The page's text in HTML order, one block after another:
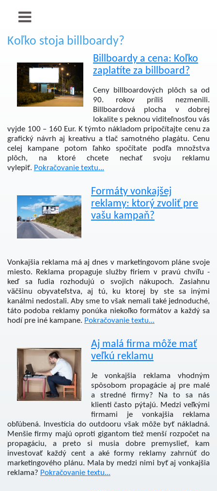
Koľko stoja billboardy?
Billboardy a cena: Koľko
zaplatíte za billboard?
Ceny billboardových plôch sa od
90. rokov príliš nezmenili.
Billboardová plocha v dobrej
lokalite s peknou viditeľnosťou vás
vyjde 100 – 160 Eur. K týmto nákladom pripočítajte cenu za
grafický návrh aj kreatívu a tlač samotného plagátu. Cenu
celej kampane potom ľahko spočítate podľa množstva
plôch, na ktoré chcete nechať svoju reklamu
vylepiť. Pokračovanie textu...
Formáty vonkajšej
reklamy: ktorý zvoliť pre
vašu kampaň?
Vonkajšia reklama má aj dnes v marketingovom pláne svoje
miesto. Reklama propaguje služby firiem v pravú chvíľu -
keď sa ľudia rozhodujú o svojich nákupoch. Zasiahnu
väčšinu obyvateľstva, aj tú, ku ktorej by ste sa inými
kanálmi nedostali. Aby sme to však nemali také jednoduché,
táto podoba reklamy ponúka niekoľko formátov a každý sa
hodí pre iné kampane. Pokračovanie textu...
Aj malá firma môže mať
veľkú reklamu
Je vonkajšia reklama vhodným
spôsobom propagácie aj pre malé
a stredné firmy? Na to sa nás
klienti často pýtajú. Medzi veľkými
firmami je vonkajšia reklama
obľúbená. Investícia do outdooru však môže byť nákladná.
Menšie firmy majú oproti gigantom tiež menší rozpočet na
propagáciu, a preto si musia dobre premyslieť, kam
investovať každý cent a aké formy reklamy zahrnúť do
marketingového plánu. Mala by medzi nimi byť aj vonkajšia
reklama? Pokračovanie textu...